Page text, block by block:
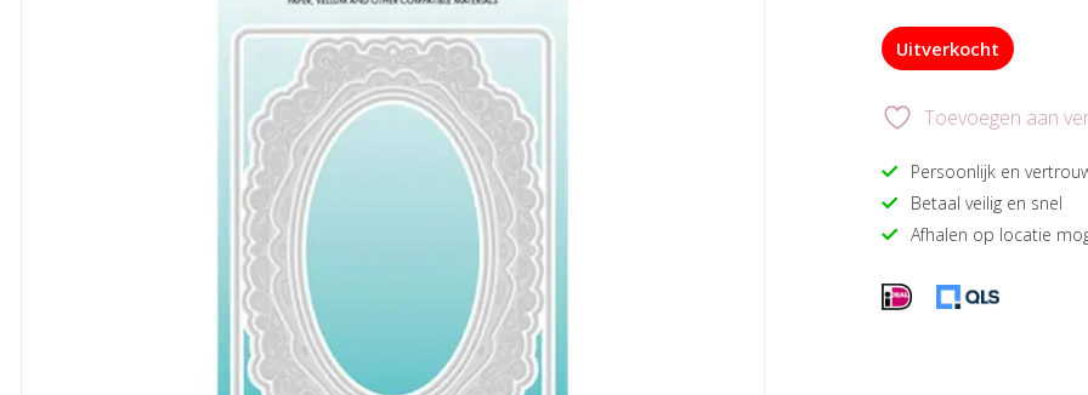
Uitverkocht
Toevoegen aan
Persoonlijk en
Betaal veilig en snel
Afhalen op locatie